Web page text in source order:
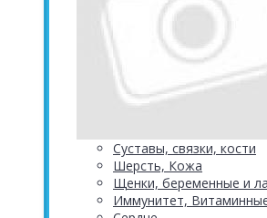
Суставы, связки, кости
Шерсть, Кожа
Щенки, беременные и
Иммунитет,